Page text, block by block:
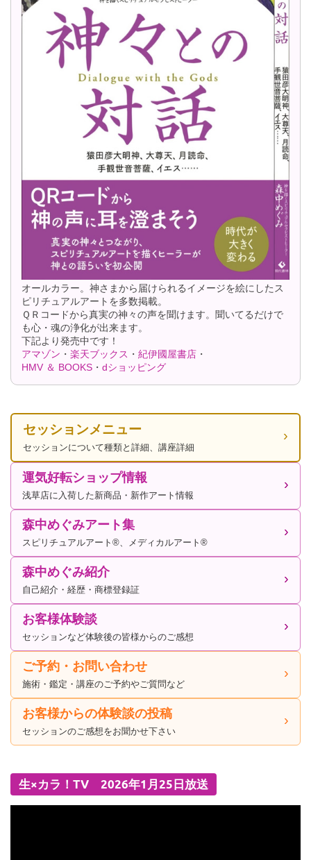
オールカラー。神さまから届けられるイメージを絵にしたス
ピリチュアルアートを多数掲載。
ＱＲコードから真実の神々の声を聞けます。聞いてるだけで
も心・魂の浄化が出来ます。
下記より発売中です！
アマゾン ・ 楽天ブックス ・ 紀伊國屋書店 ・
HMV ＆ BOOKS ・ dショッピング
セッションメニュー
セッションについて種類と詳細、講座詳細
運気好転ショップ情報
浅草店に入荷した新商品・新作アート情報
森中めぐみアート集
スピリチュアルアート®、メディカルアート®
森中めぐみ紹介
自己紹介・経歴・商標登録証
お客様体験談
セッションなど体験後の皆様からのご感想
ご予約・お問い合わせ
施術・鑑定・講座のご予約やご質問など
お客様からの体験談の投稿
セッションのご感想をお聞かせ下さい
生×カラ！TV 2026年1月25日放送